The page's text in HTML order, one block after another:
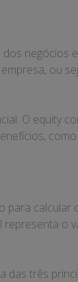
ou
O equity
três